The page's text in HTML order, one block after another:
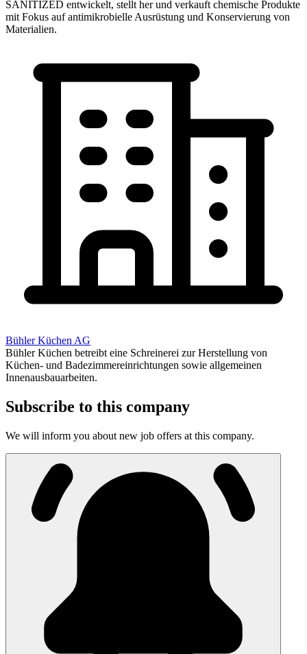
SANITIZED entwickelt, stellt her und verkauft chemische Produkte
mit Fokus auf antimikrobielle Ausrüstung und Konservierung von
Materialien.
Bühler Küchen AG
Bühler Küchen betreibt eine Schreinerei zur Herstellung von
Küchen- und Badezimmereinrichtungen sowie allgemeinen
Innenausbauarbeiten.
Subscribe to this company
We will inform you about new job offers at this company.